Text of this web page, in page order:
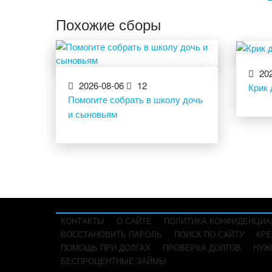
Похожие сборы
2026-08-06
12
Помогите собрать в школу дочь
и сыновьям
Крик
КОНТАКТЫ О САЙТЕ
ПОЛИТИКА
ВОССТАНОВИТЬ ПАРОЛЬ
ПОИСК ПО САЙТУ
ПОМОЩЬ ПРИ ДОЛГАХ ПРОВЕРКА ДОЛГОВ
БЕСПРОЦЕНТНЫЕ ЗАЙМЫ